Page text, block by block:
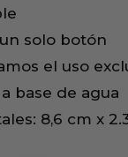
solo botón
el uso
base de agua
8,6 cm x